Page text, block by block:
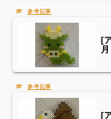
[
月
[